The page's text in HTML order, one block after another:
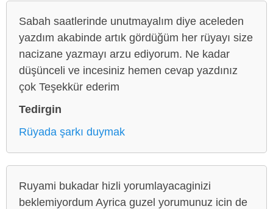
Sabah saatlerinde unutmayalım diye aceleden
yazdım akabinde artık gördüğüm her rüyayı size
nacizane yazmayı arzu ediyorum. Ne kadar
düşünceli ve incesiniz hemen cevap yazdınız
çok Teşekkür ederim
Tedirgin
Rüyada şarkı duymak
Ruyami bukadar hizli yorumlayacaginizi
beklemiyordum Ayrica guzel yorumunuz icin de